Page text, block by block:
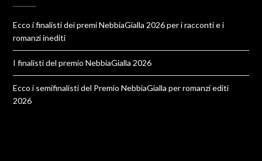
Ecco i finalisti dei premi NebbiaGialla 2026 per i racconti e i
romanzi inediti
I finalisti del premio NebbiaGialla 2026
Ecco i semifinalisti del Premio NebbiaGialla per romanzi editi
2026